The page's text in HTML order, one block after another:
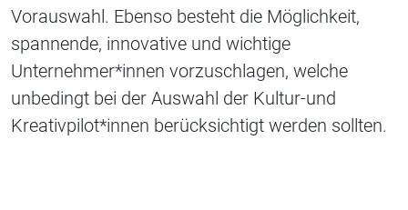
Vorauswahl. Ebenso besteht die Möglichkeit,
spannende, innovative und wichtige
Unternehmer*innen vorzuschlagen, welche
unbedingt bei der Auswahl der Kultur-und
Kreativpilot*innen berücksichtigt werden sollten.